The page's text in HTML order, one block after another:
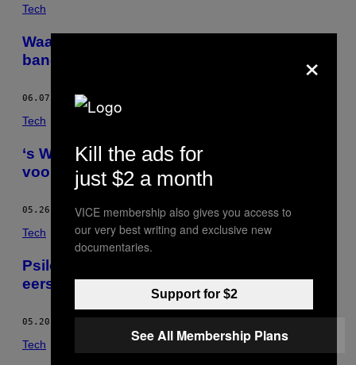
Tech
Waarom zijn sportwetenschappers zo
bang voor menstruatie?
06.07.16 DOOR
Tech
‘s Werelds eerste opblaasbare woonruimte
voor astronauten
05.26.16 DOORVICTORIA TURK
Tech
Psilocybine als antidepressivum? De
eerste resultaten zijn veelbelovend
05.20.16
Tech
×
Kill the ads for
just $2 a month
VICE membership also gives you access to
our very best writing and exclusive new
documentaries.
Support for $2
See All Membership Plans